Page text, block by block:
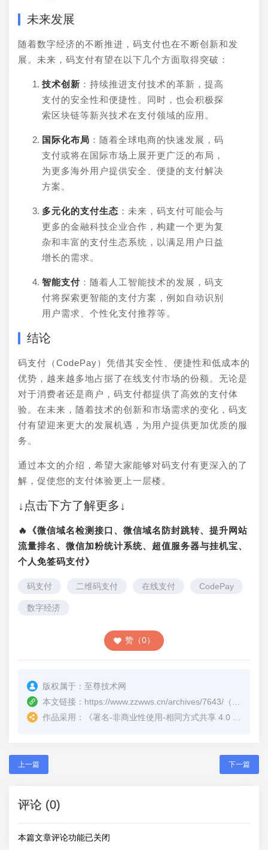
未来发展
随着数字经济的不断推进，码支付也在不断创新和发
展。未来，码支付有望在以下几个方面取得突破：
技术创新 ：持续推进支付技术的革新，提高
支付的安全性和便捷性。同时，也会积极探
索区块链等新兴技术在支付领域的应用。
国际化布局 ：随着全球电商的快速发展，码
支付或将在国际市场上展开更广泛的布局，
为更多海外用户提供安全、便捷的支付解决
方案。
多元化的支付生态 ：未来，码支付可能会与
更多的金融科技企业合作，构建一个更为复
杂和丰富的支付生态系统，以满足用户日益
增长的需求。
智能支付 ：随着人工智能技术的发展，码支
付将探索更智能的支付方案，例如自动识别
用户需求、个性化支付推荐等。
结论
码支付（CodePay）凭借其安全性、便捷性和低成本的
优势，越来越多地占据了在线支付市场的份额。无论是
对于消费者还是商户，码支付都提供了高效的支付体
验。在未来，随着技术的创新和市场需求的变化，码支
付有望迎来更大的发展机遇，为用户提供更加优质的服
务。
通过本文的介绍，希望大家能够对码支付有更深入的了
解，促使您的支付体验更上一层楼。
↓点击下方了解更多↓
🔥《微信域名检测接口、微信域名防封跳转、提升网站
流量排名、微信加粉统计系统、超值服务器与挂机宝、
个人免签码支付》
码支付 二维码支付 在线支付 CodePay
数字经济
赞（0）
版权属于： 至尊技术网
本文链接： https://www.zzwws.cn/archives/7643/ （转载时请注明本文出处及文章链接）
作品采用：
《署名-非商业性使用-相同方式共享 4.0 国际 (CC BY-NC-SA 4.0)
上一篇 下一篇
评论 (0)
本篇文章评论功能已关闭